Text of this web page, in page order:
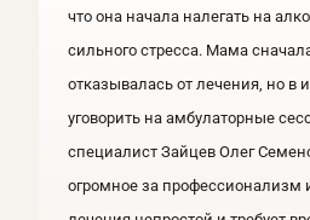
что она начала налегать на
сильного стресса. Мама
отказывалась от лечения, но в
уговорить на амбулаторные
специалист Зайцев Олег
огромное за профессионализм